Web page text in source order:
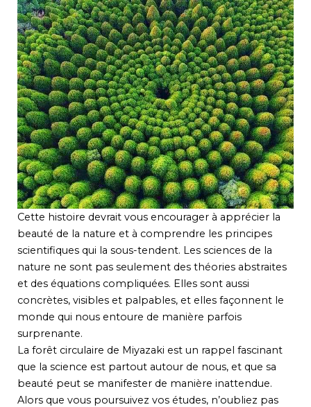
Cette histoire devrait vous encourager à apprécier la
beauté de la nature et à comprendre les principes
scientifiques qui la sous-tendent. Les sciences de la
nature ne sont pas seulement des théories abstraites
et des équations compliquées. Elles sont aussi
concrètes, visibles et palpables, et elles façonnent le
monde qui nous entoure de manière parfois
surprenante.
La forêt circulaire de Miyazaki est un rappel fascinant
que la science est partout autour de nous, et que sa
beauté peut se manifester de manière inattendue.
Alors que vous poursuivez vos études, n’oubliez pas